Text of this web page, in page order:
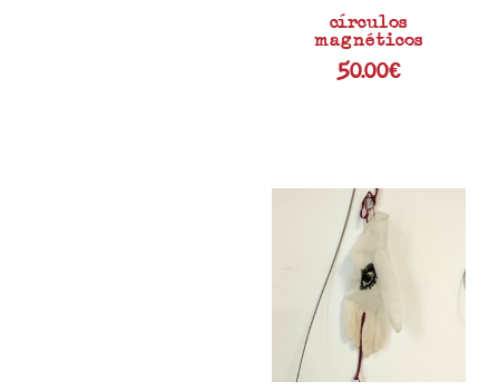
círculos
magnéticos
50.00€